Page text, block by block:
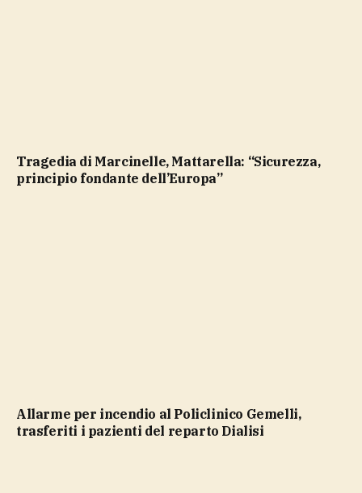
Tragedia di Marcinelle, Mattarella: “Sicurezza,
principio fondante dell’Europa”
Allarme per incendio al Policlinico Gemelli,
trasferiti i pazienti del reparto Dialisi